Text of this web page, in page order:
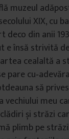
muzeul
XIX, cu
din anii
e însă strivită
cealaltă a
pare
să
vechiului meu
și străzi
plimb pe